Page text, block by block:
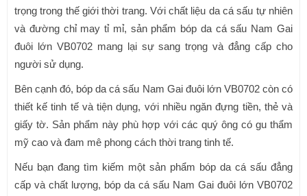
trọng trong thế giới thời trang. Với chất liệu da cá sấu tự nhiên
và đường chỉ may tỉ mỉ, sản phẩm bóp da cá sấu Nam Gai
đuôi lớn VB0702 mang lại sự sang trọng và đẳng cấp cho
người sử dụng.
Bên cạnh đó, bóp da cá sấu Nam Gai đuôi lớn VB0702 còn có
thiết kế tinh tế và tiện dụng, với nhiều ngăn đựng tiền, thẻ và
giấy tờ. Sản phẩm này phù hợp với các quý ông có gu thẩm
mỹ cao và đam mê phong cách thời trang tinh tế.
Nếu bạn đang tìm kiếm một sản phẩm bóp da cá sấu đẳng
cấp và chất lượng, bóp da cá sấu Nam Gai đuôi lớn VB0702